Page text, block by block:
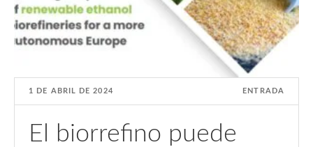
1 DE ABRIL DE 2024 ENTRADA
El biorrefino puede